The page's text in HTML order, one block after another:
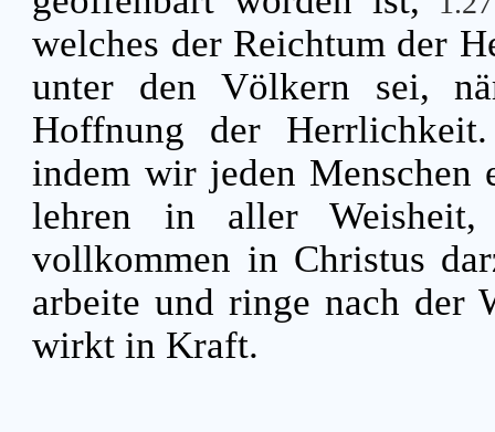
welches der Reichtum der
unter den Völkern sei,
Hoffnung der
indem wir jeden Menschen
lehren in aller Weisheit,
vollkommen in Christus
arbeite und ringe nach der
wirkt in Kraft.